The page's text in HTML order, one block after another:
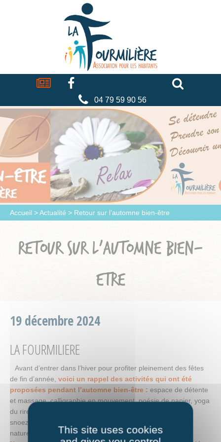
La
fourmilière
Actualités Facebook
04 79 59 90 56
Accueil >Actualité > Retour sur l’automne bien-être
RETOUR SUR L’AUTOMNE BIEN-
ÊTRE
19 décembre 2024
LA FOURMILIERE
Avant d’entrer dans l’hiver pour profiter pleinement des fêtes
de fin d’année, voici un rappel des activités qui ont été
proposées pendant l’automne bien-être : espace de détente
et massage, calligraphie en mouvement, poésie de papier, yoga
du rire, en famille ou baby yoga, découverte de l’approche
snoezelen ou de l’hypnose, fabrication de cosmétiques
naturels…
Cookies management panel
This site uses cookies